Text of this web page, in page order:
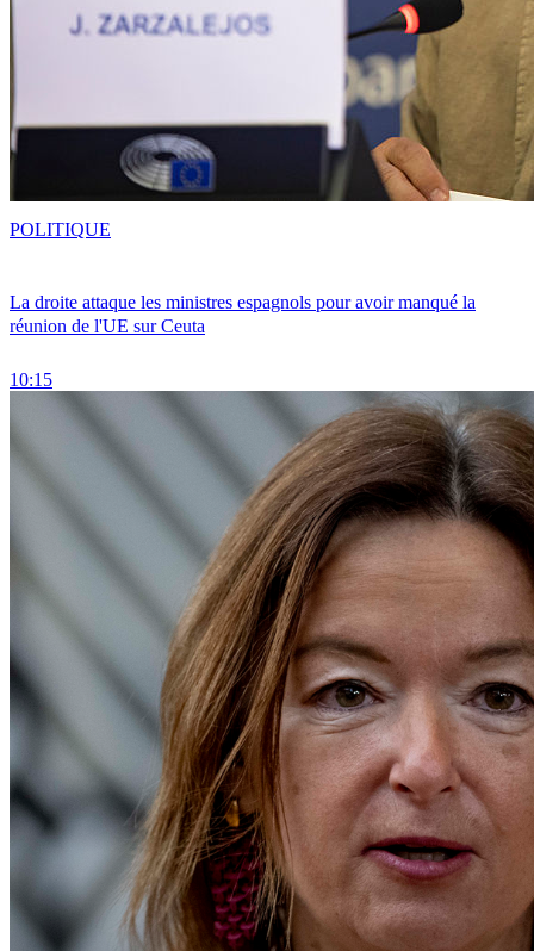
La droite attaque les ministres espagnols pour avoir manqué la
réunion de l'UE sur Ceuta
10:15
POLITIQUE